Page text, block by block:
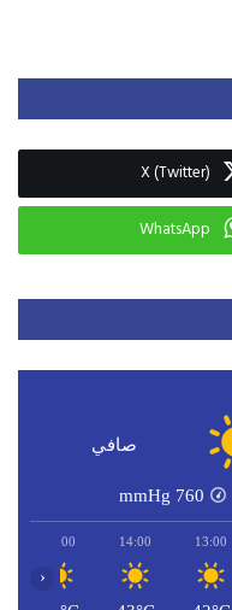
X (Twitter)
WhatsApp
صافي
760
mmHg
13:00
14:00
15:00
‹